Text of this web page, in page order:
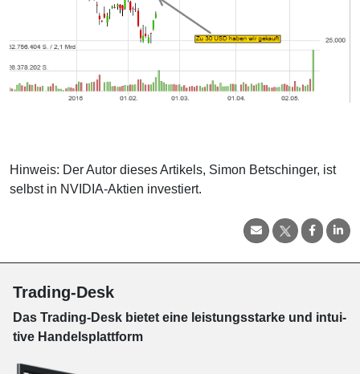
Hinweis: Der Autor dieses Artikels, Simon Betschinger, ist
selbst in NVIDIA-Aktien investiert.
Trading-Desk
Das Trading-Desk bie­tet eine leis­tungs­star­ke und in­tui­
tive Han­dels­platt­form